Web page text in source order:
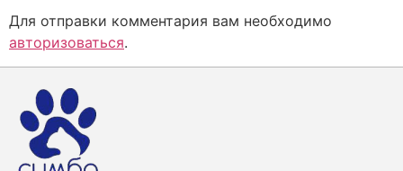
Для отправки комментария вам необходимо
авторизоваться.